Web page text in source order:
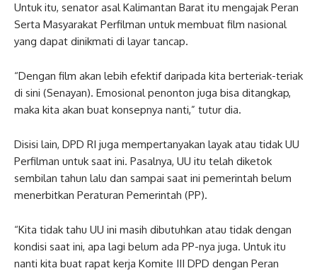
Untuk itu, senator asal Kalimantan Barat itu mengajak Peran
Serta Masyarakat Perfilman untuk membuat film nasional
yang dapat dinikmati di layar tancap.
“Dengan film akan lebih efektif daripada kita berteriak-teriak
di sini (Senayan). Emosional penonton juga bisa ditangkap,
maka kita akan buat konsepnya nanti,” tutur dia.
Disisi lain, DPD RI juga mempertanyakan layak atau tidak UU
Perfilman untuk saat ini. Pasalnya, UU itu telah diketok
sembilan tahun lalu dan sampai saat ini pemerintah belum
menerbitkan Peraturan Pemerintah (PP).
“Kita tidak tahu UU ini masih dibutuhkan atau tidak dengan
kondisi saat ini, apa lagi belum ada PP-nya juga. Untuk itu
nanti kita buat rapat kerja Komite III DPD dengan Peran